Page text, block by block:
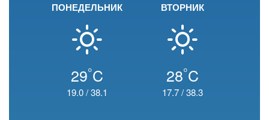
ПОНЕДЕЛЬНИК
29°C
19.0/38.1
ВТОРНИК
28°C
17.7/38.3